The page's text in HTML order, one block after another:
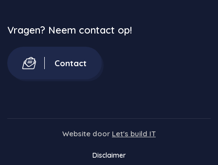
Vragen? Neem contact op!
Contact
Website door Let's build IT
Disclaimer